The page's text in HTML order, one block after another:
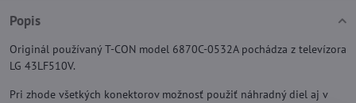
Popis
Originál používaný T-CON model 6870C-0532A pochádza z televízora
LG 43LF510V.
Pri zhode všetkých konektorov možnosť použiť náhradný diel aj v